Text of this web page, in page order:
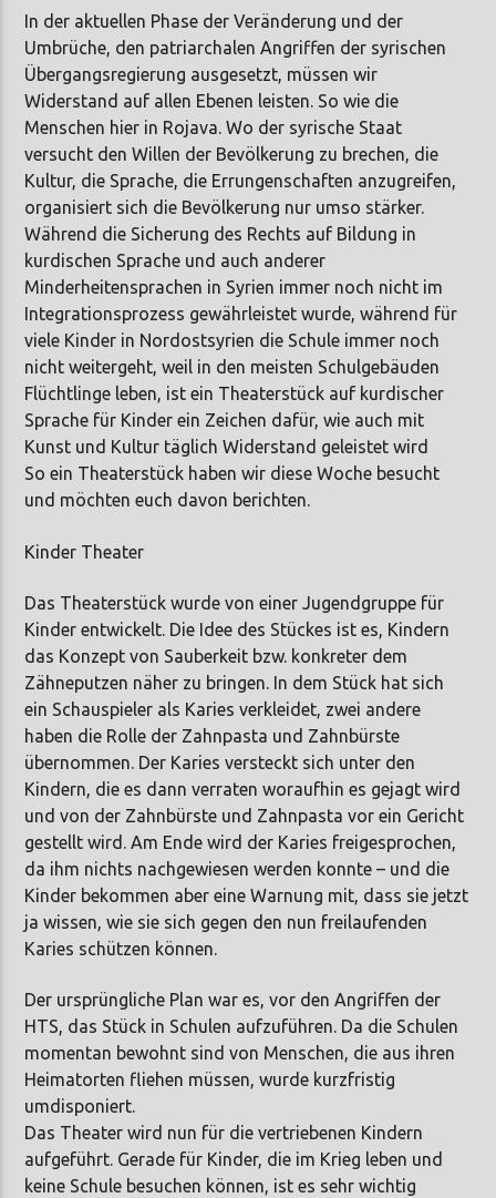
In der aktuellen Phase der Veränderung und der
Umbrüche, den patriarchalen Angriffen der syrischen
Übergangsregierung ausgesetzt, müssen wir
Widerstand auf allen Ebenen leisten. So wie die
Menschen hier in Rojava. Wo der syrische Staat
versucht den Willen der Bevölkerung zu brechen, die
Kultur, die Sprache, die Errungenschaften anzugreifen,
organisiert sich die Bevölkerung nur umso stärker.
Während die Sicherung des Rechts auf Bildung in
kurdischen Sprache und auch anderer
Minderheitensprachen in Syrien immer noch nicht im
Integrationsprozess gewährleistet wurde, während für
viele Kinder in Nordostsyrien die Schule immer noch
nicht weitergeht, weil in den meisten Schulgebäuden
Flüchtlinge leben, ist ein Theaterstück auf kurdischer
Sprache für Kinder ein Zeichen dafür, wie auch mit
Kunst und Kultur täglich Widerstand geleistet wird
So ein Theaterstück haben wir diese Woche besucht
und möchten euch davon berichten.
Kinder Theater
Das Theaterstück wurde von einer Jugendgruppe für
Kinder entwickelt. Die Idee des Stückes ist es, Kindern
das Konzept von Sauberkeit bzw. konkreter dem
Zähneputzen näher zu bringen. In dem Stück hat sich
ein Schauspieler als Karies verkleidet, zwei andere
haben die Rolle der Zahnpasta und Zahnbürste
übernommen. Der Karies versteckt sich unter den
Kindern, die es dann verraten woraufhin es gejagt wird
und von der Zahnbürste und Zahnpasta vor ein Gericht
gestellt wird. Am Ende wird der Karies freigesprochen,
da ihm nichts nachgewiesen werden konnte – und die
Kinder bekommen aber eine Warnung mit, dass sie jetzt
ja wissen, wie sie sich gegen den nun freilaufenden
Karies schützen können.
Der ursprüngliche Plan war es, vor den Angriffen der
HTS, das Stück in Schulen aufzuführen. Da die Schulen
momentan bewohnt sind von Menschen, die aus ihren
Heimatorten fliehen müssen, wurde kurzfristig
umdisponiert.
Das Theater wird nun für die vertriebenen Kindern
aufgeführt. Gerade für Kinder, die im Krieg leben und
keine Schule besuchen können, ist es sehr wichtig